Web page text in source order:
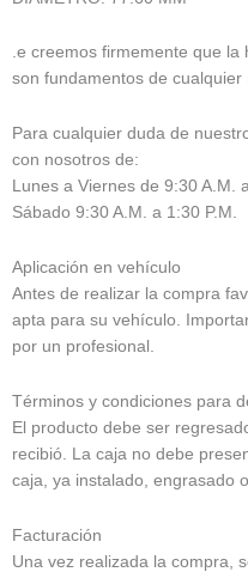
.e creemos firmemente que la
son fundamentos de
Para cualquier duda de
con nosotros de:
Lunes a Viernes de 9:30 A.M.
Sábado 9:30 A.M. a 1:30 P.M.
Aplicación en vehículo
Antes de realizar la compra
apta para su vehículo.
por un profesional.
Términos y condiciones para
El producto debe ser
recibió. La caja no debe
caja, ya instalado, engrasado
Facturación
Una vez realizada la compra,